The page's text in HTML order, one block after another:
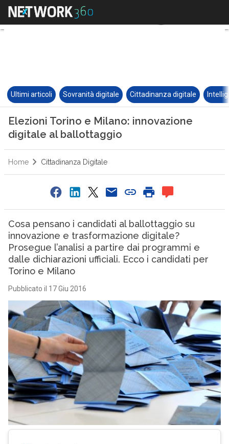
Ultimi articoli Sovranità digitale Cittadinanza digitale
Elezioni Torino e Milano: innovazione
digitale al ballottaggio
Home Cittadinanza Digitale
Cosa pensano i candidati al ballottaggio su
innovazione e trasformazione digitale?
Prosegue l’analisi a partire dai programmi e
dalle dichiarazioni ufficiali. Ecco i candidati per
Torino e Milano
Pubblicato il 17 Giu 2016